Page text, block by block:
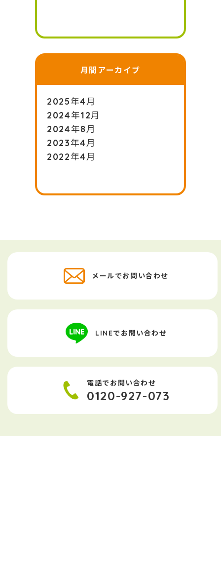
月間アーカイブ
2025年4月
2024年12月
2024年8月
2023年4月
2022年4月
メールでお問い合わせ
LINEでお問い合わせ
電話でお問い合わせ
0120-927-073